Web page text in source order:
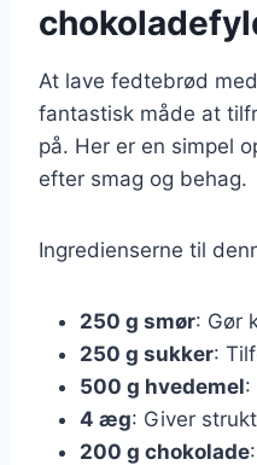
At lave fedtebrød
fantastisk måde at
på. Her er en simpel
efter smag og behag.
Ingredienserne til
250 g smør: Gør
250 g sukker:
500 g hvedemel:
4 æg: Giver
200 g chokolade